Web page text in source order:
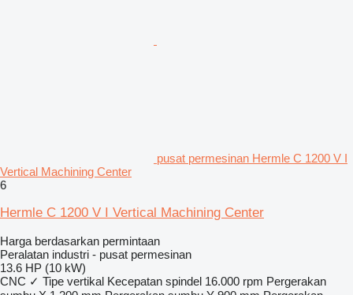
pusat permesinan Hermle C 1200 V I
Vertical Machining Center
6
Hermle C 1200 V I Vertical Machining Center
Harga berdasarkan permintaan
Peralatan industri - pusat permesinan
13.6 HP (10 kW)
CNC ✓ Tipe vertikal Kecepatan spindel 16.000 rpm Pergerakan